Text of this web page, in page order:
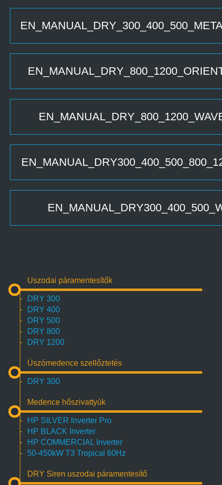
Uszodai páramentesítők
DRY 300
DRY 400
DRY 500
DRY 800
DRY 1200
Úszómedence szellőztetés
DRY 300
Medence hőszivattyúk
HP SILVER Inverter Pro
HP BLACK Inverter
HP COMMERCIAL Inverter
50-450kW T3 Tropical 60Hz
DRY Siren uszodai páramentesítő